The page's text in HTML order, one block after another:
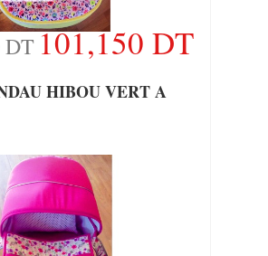
DT101,150 DT
HIBOU VERT A